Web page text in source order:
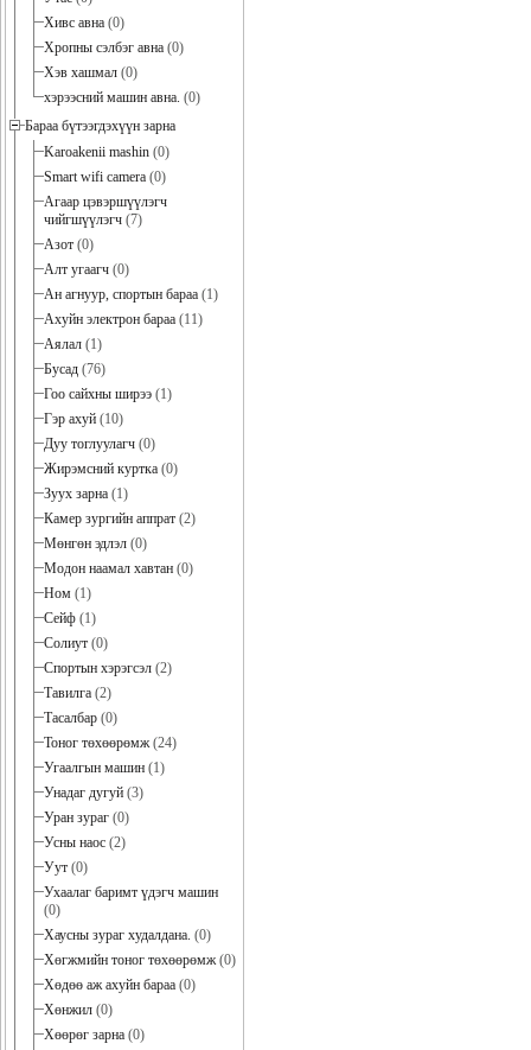
Хивс авна (0)
Хропны сэлбэг авна (0)
Хэв хашмал (0)
хэрээсний машин авна. (0)
Бараа бүтээгдэхүүн зарна
Karoakenii mashin (0)
Smart wifi camera (0)
Агаар цэвэршүүлэгч
чийгшүүлэгч (7)
Азот (0)
Алт угаагч (0)
Ан агнуур, спортын бараа (1)
Ахуйн электрон бараа (11)
Аялал (1)
Бусад (76)
Гоо сайхны ширээ (1)
Гэр ахуй (10)
Дуу тоглуулагч (0)
Жирэмсний куртка (0)
Зуух зарна (1)
Камер зургийн аппрат (2)
Мөнгөн эдлэл (0)
Модон наамал хавтан (0)
Ном (1)
Сейф (1)
Солиут (0)
Спортын хэрэгсэл (2)
Тавилга (2)
Тасалбар (0)
Тоног төхөөрөмж(24)
Угаалгын машин (1)
Унадаг дугуй (3)
Уран зураг (0)
Усны наос (2)
Уут (0)
Ухаалаг баримт үдэгч машин
(0)
Хаусны зураг худалдана. (0)
Хөгжмийн тоног төхөөрөмж(0)
Хөдөө аж ахуйн бараа (0)
Хөнжил (0)
Хөөрөг зарна (0)